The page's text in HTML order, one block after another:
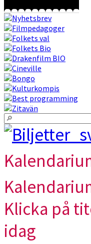
Klicka på
idag